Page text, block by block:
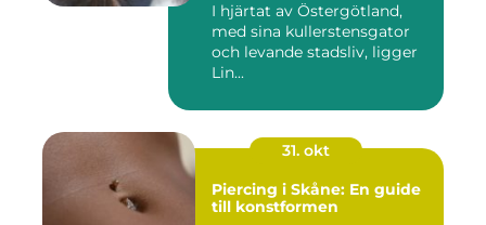
I hjärtat av Östergötland,
med sina kullerstensgator
och levande stadsliv, ligger
Lin...
31. okt
Piercing i Skåne: En guide
till konstformen